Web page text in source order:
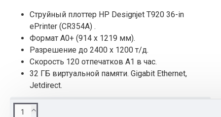
Струйный плоттер НР Designjet T920 36-in
ePrinter (CR354A) .
Формат А0+ (914 x 1219 мм).
Разрешение до 2400 х 1200 т/д.
Скорость 120 отпечатков A1 в час.
32 ГБ виртуальной памяти. Gigabit Ethernet,
Jetdirect.
ОПИСАНИЕ